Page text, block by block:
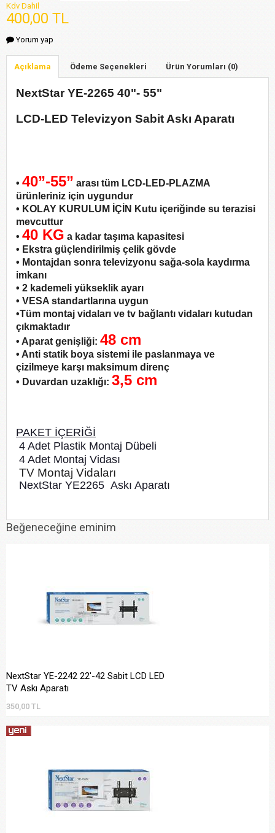
Kdv Dahil
400,00 TL
Yorum yap
Açıklama Ödeme Seçenekleri Ürün Yorumları (0)
NextStar YE-2265 40"- 55"
LCD-LED Televizyon Sabit Askı Aparatı
• 40”-55” arası tüm LCD-LED-PLAZMA
ürünleriniz için uygundur
• KOLAY KURULUM İÇİN Kutu içeriğinde su terazisi
mevcuttur
• 40 KG a kadar taşıma kapasitesi
• Ekstra güçlendirilmiş çelik gövde
• Montajdan sonra televizyonu sağa-sola kaydırma
imkanı
• 2 kademeli yükseklik ayarı
• VESA standartlarına uygun
•Tüm montaj vidaları ve tv bağlantı vidaları kutudan
çıkmaktadır
• Aparat genişliği: 48 cm
• Anti statik boya sistemi ile paslanmaya ve
çizilmeye karşı maksimum direnç
• Duvardan uzaklığı: 3,5 cm
PAKET İÇERİĞİ
4 Adet Plastik Montaj Dübeli
4 Adet Montaj Vidası
TV Montaj Vidaları
NextStar YE2265 Askı Aparatı
Beğeneceğine eminim
NextStar YE-2242 22'-42 Sabit LCD LED
TV Askı Aparatı
350,00 TL